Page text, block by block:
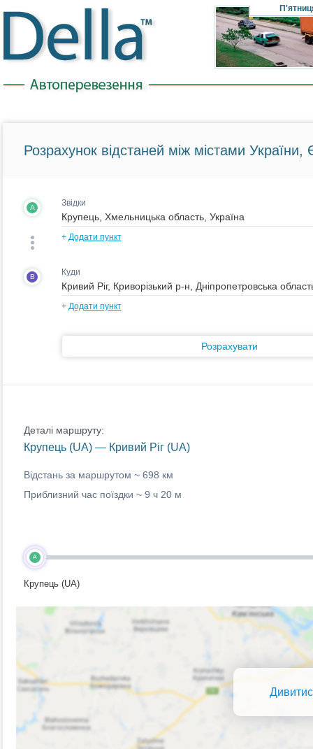
Розрахунок відстаней між містами України,
A Звідки
+ Додати пункт
B Куди
+ Додати пункт
Розрахувати
Деталі маршруту:
Крупець (UA) — Кривий Ріг (UA)
Відстань за маршрутом ~ 698 км
Приблизний час поїздки ~ 9 ч 20 м
A
Крупець (UA)